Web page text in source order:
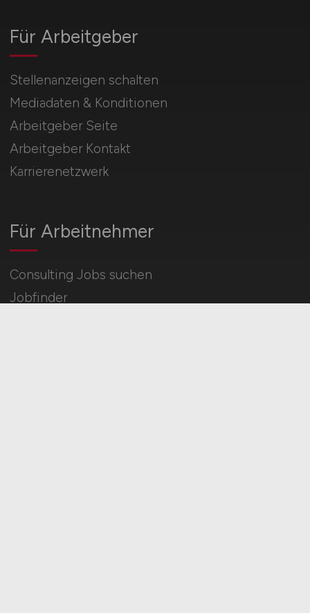
Für Arbeitnehmer
Consulting Jobs suchen
Jobfinder
Für Arbeitgeber
Stellenanzeigen schalten
Mediadaten & Konditionen
Arbeitgeber Seite
Arbeitgeber Kontakt
Karrierenetzwerk